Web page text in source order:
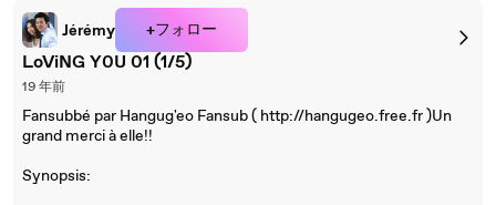
Jérémy +フォロー
LoViNG Y0U 01 (1/5)
19 年前
Fansubbé par Hangug'eo Fansub ( http://hangugeo.free.fr )Un
grand merci à elle!!
Synopsis: